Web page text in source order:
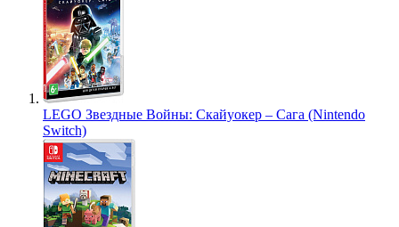
LEGO Звездные Войны: Скайуокер – Сага (Nintendo
Switch)